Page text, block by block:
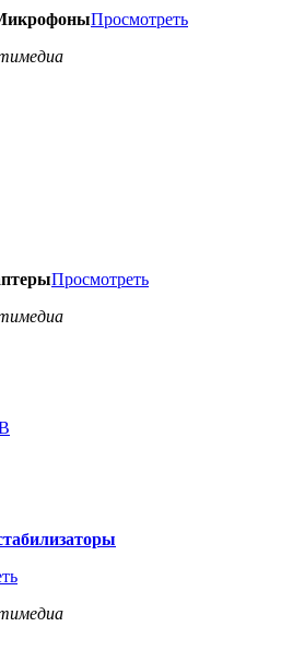
Просмотреть
Просмотреть